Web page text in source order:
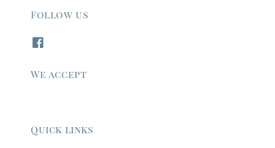
Follow us
We accept
Quick links